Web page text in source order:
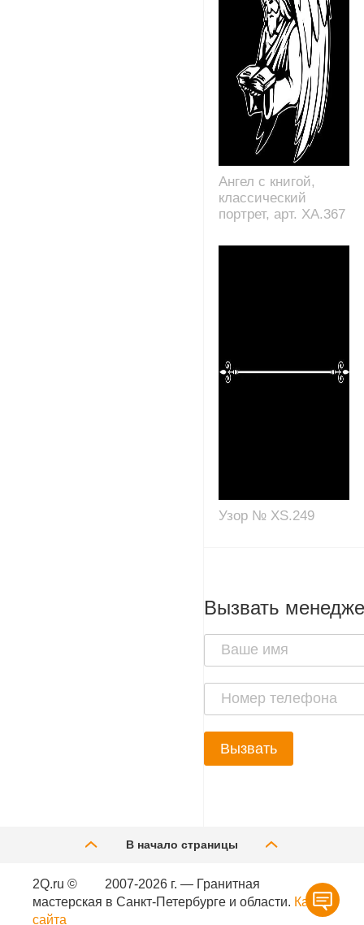
Ангел с книгой,
классический
портрет, арт. XA.367
Узор № XS.249
Вызвать
Вызвать
В начало страницы
2Q.ru ©
2007-2026 г. — Гранитная
мастерская в Санкт-Петербурге и области. Карта
сайта